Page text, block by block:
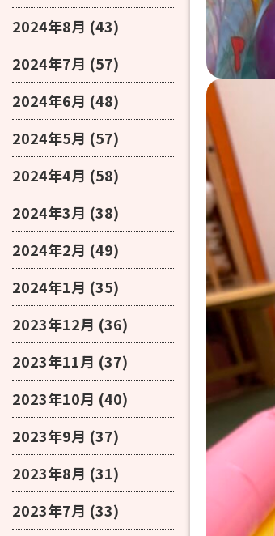
2024年8月 (43)
2024年7月 (57)
2024年6月 (48)
2024年5月 (57)
2024年4月 (58)
2024年3月 (38)
2024年2月 (49)
2024年1月 (35)
2023年12月 (36)
2023年11月 (37)
2023年10月 (40)
2023年9月 (37)
2023年8月 (31)
2023年7月 (33)